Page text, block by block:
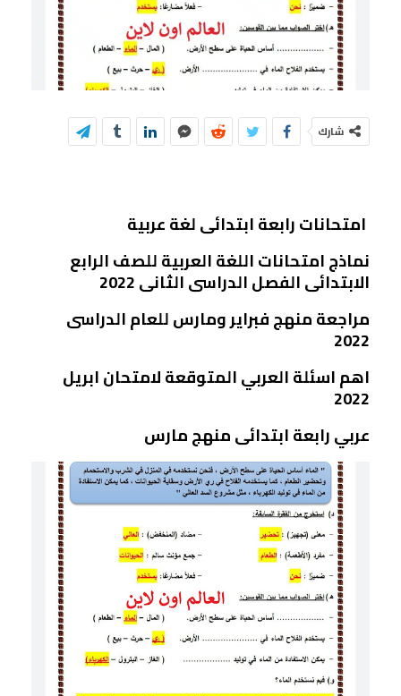
شارك
امتحانات رابعة ابتدائى لغة عربية
نماذج امتحانات اللغة العربية للصف الرابع
الابتدائى الفصل الدراسى الثانى 2022
مراجعة منهج فبراير ومارس للعام الدراسى
2022
اهم اسئلة العربي المتوقعة لامتحان ابريل
2022
عربي رابعة ابتدائى منهج مارس